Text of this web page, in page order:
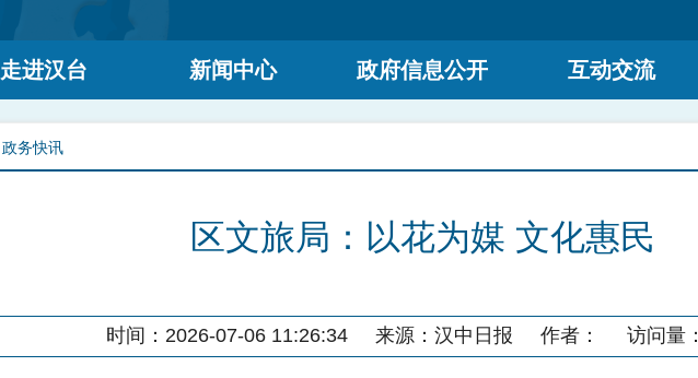
走进汉台 新闻中心 政府信息公开 互动交流
政务快讯
区文旅局：以花为媒 文化惠民
时间：2026-07-06 11:26:34 来源： 汉中日报 作者： 访问量：